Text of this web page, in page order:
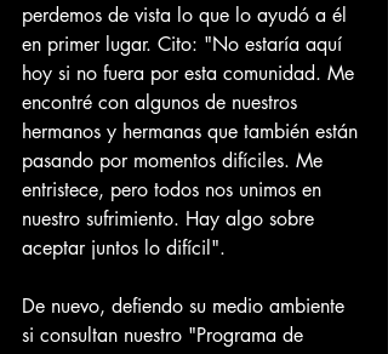
perdemos de vista lo que lo ayudó a él
en primer lugar. Cito: "No estaría aquí
hoy si no fuera por esta comunidad. Me
encontré con algunos de nuestros
hermanos y hermanas que también están
pasando por momentos difíciles. Me
entristece, pero todos nos unimos en
nuestro sufrimiento. Hay algo sobre
aceptar juntos lo difícil".
De nuevo, defiendo su medio ambiente
si consultan nuestro "Programa de